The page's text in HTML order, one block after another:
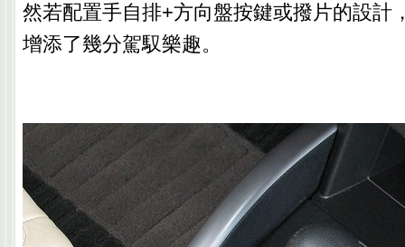
然若配置手自排+方向盤按鍵或撥片的設計
增添了幾分駕馭樂趣。